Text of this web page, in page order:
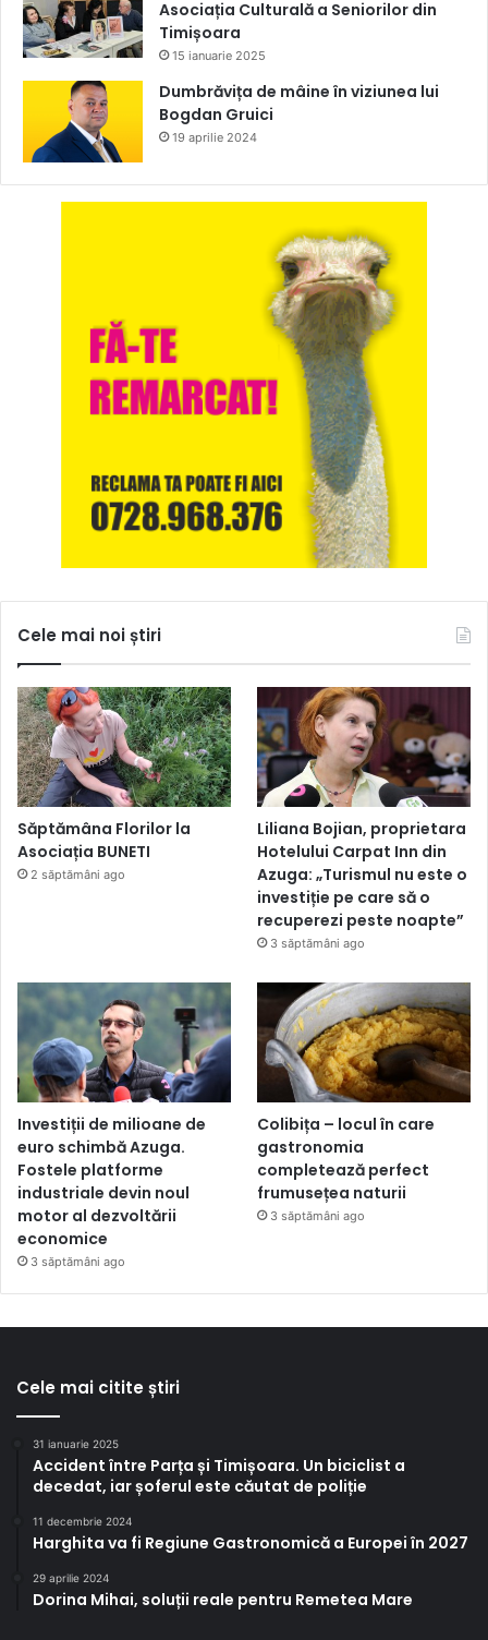
Asociația Culturală a Seniorilor din
Timișoara
15 ianuarie 2025
Dumbrăvița de mâine în viziunea lui
Bogdan Gruici
19 aprilie 2024
Cele mai noi știri
Săptămâna Florilor la
Asociația BUNETI
2 săptămâni ago
Liliana Bojian, proprietara
Hotelului Carpat Inn din
Azuga: „Turismul nu este o
investiție pe care să o
recuperezi peste noapte”
3 săptămâni ago
Investiții de milioane de
euro schimbă Azuga.
Fostele platforme
industriale devin noul
motor al dezvoltării
economice
3 săptămâni ago
Colibița – locul în care
gastronomia
completează perfect
frumusețea naturii
3 săptămâni ago
Cele mai citite știri
31 ianuarie 2025
Accident între Parța și Timișoara. Un biciclist a
decedat, iar șoferul este căutat de poliție
11 decembrie 2024
Harghita va fi Regiune Gastronomică a Europei în 2027
29 aprilie 2024
Dorina Mihai, soluții reale pentru Remetea Mare